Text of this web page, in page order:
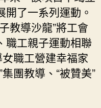
了一系列運動。
教導沙龍”將工會
職工親子運動相聯
職工營建幸福家
團教導、“被贊美”